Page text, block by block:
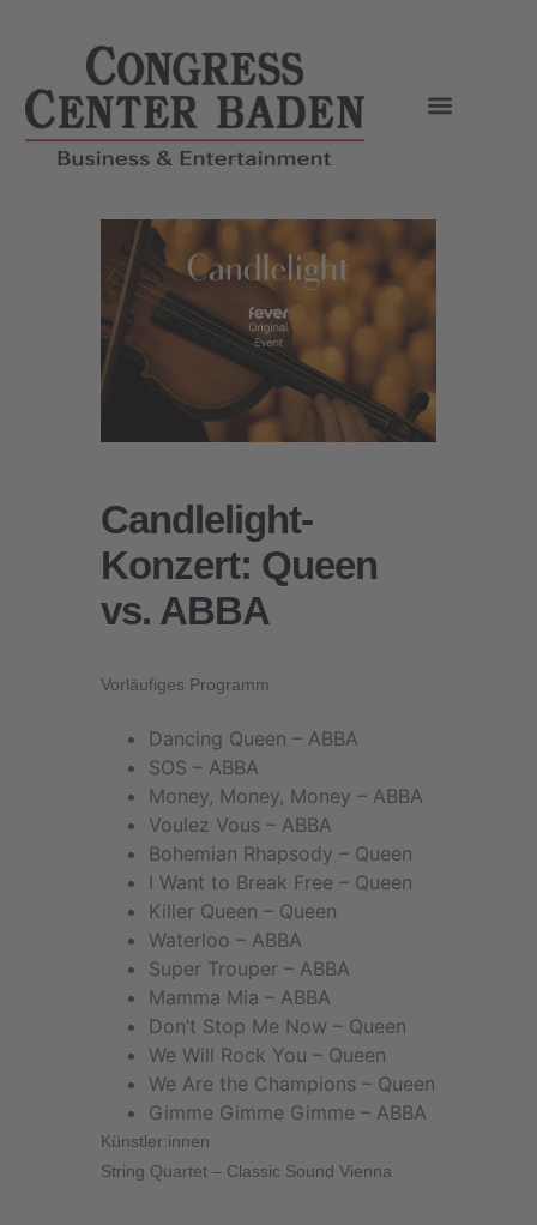
Candlelight-
Konzert: Queen
vs. ABBA
Vorläufiges Programm
Dancing Queen – ABBA
SOS – ABBA
Money, Money, Money – ABBA
Voulez Vous – ABBA
Bohemian Rhapsody – Queen
I Want to Break Free – Queen
Killer Queen – Queen
Waterloo – ABBA
Super Trouper – ABBA
Mamma Mia – ABBA
Don’t Stop Me Now – Queen
We Will Rock You – Queen
We Are the Champions – Queen
Gimme Gimme Gimme – ABBA
Künstler:innen
String Quartet – Classic Sound Vienna